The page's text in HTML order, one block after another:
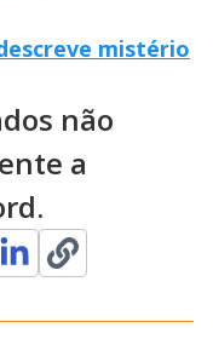
mistério
não
a